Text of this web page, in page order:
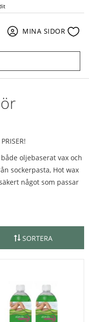
MINA SIDOR
oljebaserat vax och
sockerpasta, Hot wax
något som passar
SORTERA